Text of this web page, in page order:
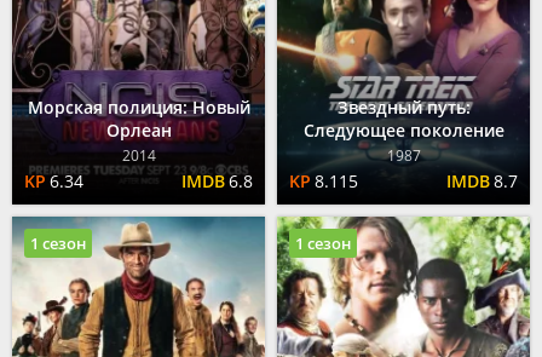
Морская полиция: Новый
Орлеан
2014
6.34 6.8
Звездный путь:
Следующее поколение
1987
8.115 8.7
1 сезон 1 сезон